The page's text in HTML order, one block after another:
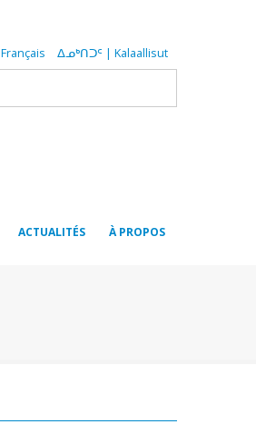
Français ᐃᓄᒃᑎᑐᑦ | Kalaallisut
ACTUALITÉS À PROPOS